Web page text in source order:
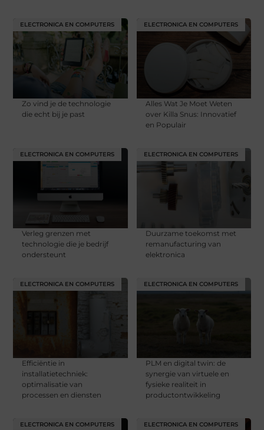
ELECTRONICA EN COMPUTERS
Zo vind je de technologie
die echt bij je past
ELECTRONICA EN COMPUTERS
Alles Wat Je Moet Weten
over Killa Snus: Innovatief
en Populair
ELECTRONICA EN COMPUTERS
Verleg grenzen met
technologie die je bedrijf
ondersteunt
ELECTRONICA EN COMPUTERS
Duurzame toekomst met
remanufacturing van
elektronica
ELECTRONICA EN COMPUTERS
Efficiëntie in
installatietechniek:
optimalisatie van
processen en diensten
ELECTRONICA EN COMPUTERS
PLM en digital twin: de
synergie van virtuele en
fysieke realiteit in
productontwikkeling
ELECTRONICA EN COMPUTERS ELECTRONICA EN COMPUTERS